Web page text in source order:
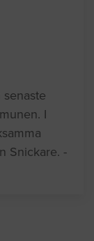
I
Snickare. -